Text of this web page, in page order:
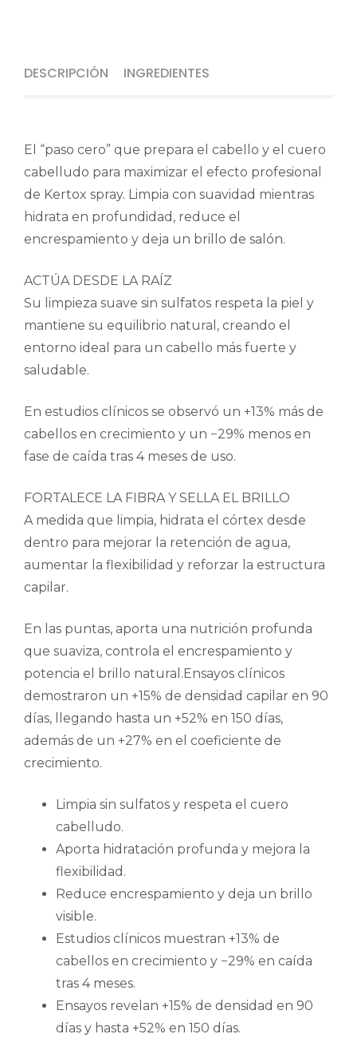
DESCRIPCIÓN INGREDIENTES
El “paso cero” que prepara el cabello y el cuero
cabelludo para maximizar el efecto profesional
de Kertox spray. Limpia con suavidad mientras
hidrata en profundidad, reduce el
encrespamiento y deja un brillo de salón.
ACTÚA DESDE LA RAÍZ
Su limpieza suave sin sulfatos respeta la piel y
mantiene su equilibrio natural, creando el
entorno ideal para un cabello más fuerte y
saludable.
En estudios clínicos se observó un +13% más de
cabellos en crecimiento y un −29% menos en
fase de caída tras 4 meses de uso.
FORTALECE LA FIBRA Y SELLA EL BRILLO
A medida que limpia, hidrata el córtex desde
dentro para mejorar la retención de agua,
aumentar la flexibilidad y reforzar la estructura
capilar.
En las puntas, aporta una nutrición profunda
que suaviza, controla el encrespamiento y
potencia el brillo natural.Ensayos clínicos
demostraron un +15% de densidad capilar en 90
días, llegando hasta un +52% en 150 días,
además de un +27% en el coeficiente de
crecimiento.
Limpia sin sulfatos y respeta el cuero
cabelludo.
Aporta hidratación profunda y mejora la
flexibilidad.
Reduce encrespamiento y deja un brillo
visible.
Estudios clínicos muestran +13% de
cabellos en crecimiento y −29% en caída
tras 4 meses.
Ensayos revelan +15% de densidad en 90
días y hasta +52% en 150 días.